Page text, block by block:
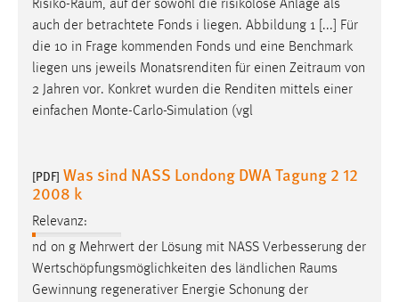
Risiko-Raum, auf der sowohl die risikolose Anlage als
auch der betrachtete Fonds i liegen. Abbildung 1 [...] Für
die 10 in Frage kommenden Fonds und eine Benchmark
liegen uns jeweils Monatsrenditen für einen Zeitraum von
2 Jahren vor. Konkret wurden die Renditen mittels einer
einfachen Monte-Carlo-Simulation (vgl
[PDF] Was sind NASS Londong DWA Tagung 2 12
2008 k
Relevanz:
nd on g Mehrwert der Lösung mit NASS Verbesserung der
Wertschöpfungsmöglichkeiten des ländlichen Raums
Gewinnung regenerativer Energie Schonung der